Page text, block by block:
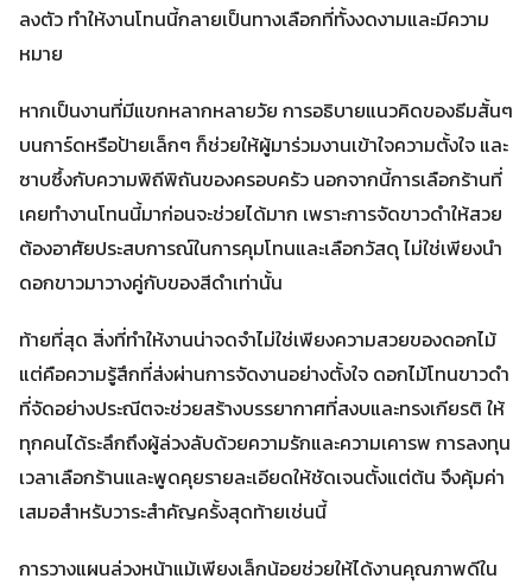
ลงตัว ทำให้งานโทนนี้กลายเป็นทางเลือกที่ทั้งงดงามและมีความ
หมาย
หากเป็นงานที่มีแขกหลากหลายวัย การอธิบายแนวคิดของธีมสั้นๆ
บนการ์ดหรือป้ายเล็กๆ ก็ช่วยให้ผู้มาร่วมงานเข้าใจความตั้งใจ และ
ซาบซึ้งกับความพิถีพิถันของครอบครัว นอกจากนี้การเลือกร้านที่
เคยทำงานโทนนี้มาก่อนจะช่วยได้มาก เพราะการจัดขาวดำให้สวย
ต้องอาศัยประสบการณ์ในการคุมโทนและเลือกวัสดุ ไม่ใช่เพียงนำ
ดอกขาวมาวางคู่กับของสีดำเท่านั้น
ท้ายที่สุด สิ่งที่ทำให้งานน่าจดจำไม่ใช่เพียงความสวยของดอกไม้
แต่คือความรู้สึกที่ส่งผ่านการจัดงานอย่างตั้งใจ ดอกไม้โทนขาวดำ
ที่จัดอย่างประณีตจะช่วยสร้างบรรยากาศที่สงบและทรงเกียรติ ให้
ทุกคนได้ระลึกถึงผู้ล่วงลับด้วยความรักและความเคารพ การลงทุน
เวลาเลือกร้านและพูดคุยรายละเอียดให้ชัดเจนตั้งแต่ต้น จึงคุ้มค่า
เสมอสำหรับวาระสำคัญครั้งสุดท้ายเช่นนี้
การวางแผนล่วงหน้าแม้เพียงเล็กน้อยช่วยให้ได้งานคุณภาพดีใน